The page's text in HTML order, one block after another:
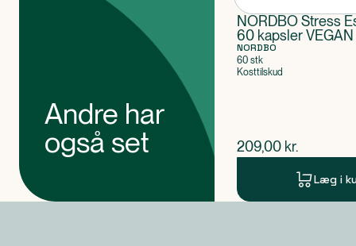
Andre har
også set
NORDBO Stress
60 kapsler VEGAN
NORDBO
60 stk
Kosttilskud
$nuværende pris
209,00 kr.
Læg i